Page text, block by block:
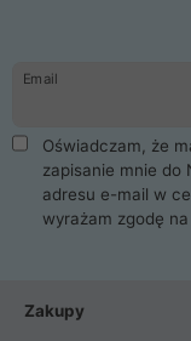
Email
Oświadczam, że
zapisanie mnie do
adresu e-mail w
wyrażam zgodę
Zakupy